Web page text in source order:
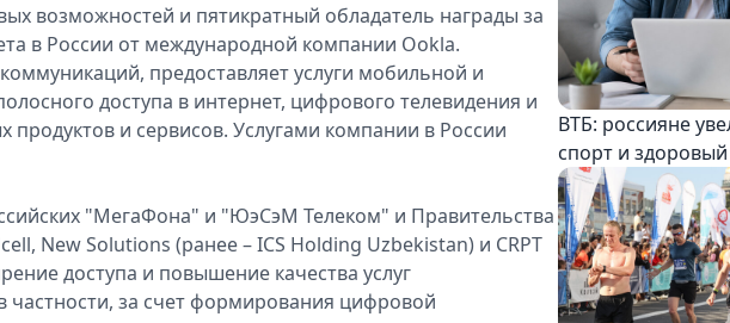
возможностей и пятикратный обладатель награды за
в России от международной компании Ookla.
предоставляет услуги мобильной и
доступа в интернет, цифрового телевидения и
и сервисов. Услугами компании в России
"МегаФона" и "ЮэСэМ Телеком" и Правительства
New Solutions (ранее – ICS Holding Uzbekistan) и CRPT
доступа и повышение качества услуг
частности, за счет формирования цифровой
ВТБ: россияне
спорт и